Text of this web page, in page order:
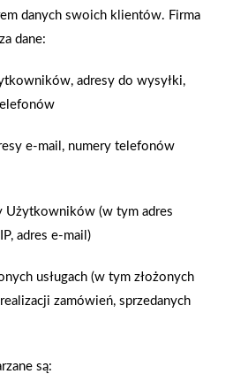
pewnością łatwiejsze, jeśli od
było kwestii spornych.
się już na etapie wznoszenia
danych swoich klientów. Firma
dane:
adresy do wysyłki,
e-mail, numery telefonów
Użytkowników (w tym adres
adres e-mail)
usługach (w tym złożonych
zamówień, sprzedanych
są: